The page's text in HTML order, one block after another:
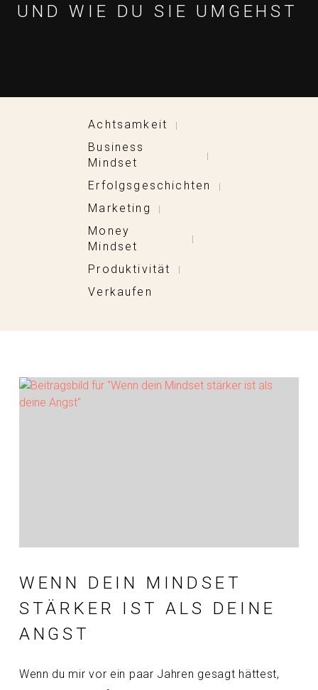
UND WIE DU SIE UMGEHST
Achtsamkeit |
Business
Mindset
|
Erfolgsgeschichten |
Marketing |
Money
Mindset
|
Produktivität |
Verkaufen
WENN DEIN MINDSET
STÄRKER IST ALS DEINE
ANGST
Wenn du mir vor ein paar Jahren gesagt hättest,